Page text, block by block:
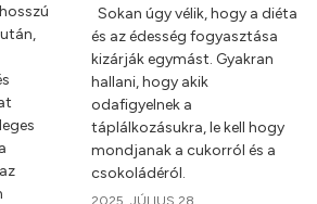
Sokan úgy vélik, hogy a diéta
és az édesség fogyasztása
kizárják egymást. Gyakran
hallani, hogy akik
odafigyelnek a
táplálkozásukra, le kell hogy
mondjanak a cukorról és a
csokoládéról.
2025. JÚLIUS 28.